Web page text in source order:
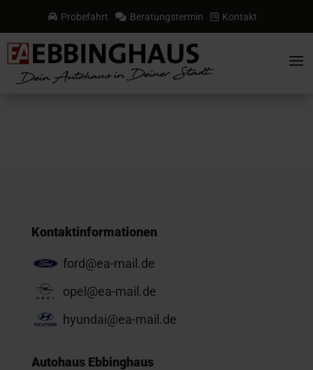
 Probefahrt  Beratungstermin  Kontakt
a
Kontaktinformationen
ford@ea-mail.de
opel@ea-mail.de
hyundai@ea-mail.de
Autohaus Ebbinghaus